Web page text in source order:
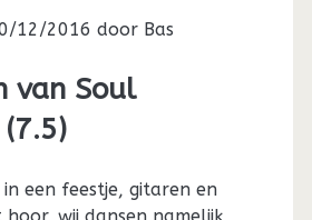
12/2016 door Bas
van Soul
in een feestje, gitaren en
hoor, wij dansen namelijk